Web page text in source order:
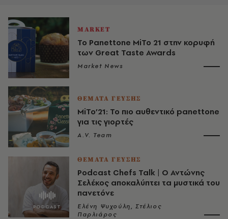
MARKET
Το Panettone MiTo 21 στην κορυφή
των Great Taste Awards
Market News
ΘΕΜΑΤΑ ΓΕΥΣΗΣ
MiTo’21: Το πιο αυθεντικό panettone
για τις γιορτές
A.V. Team
ΘΕΜΑΤΑ ΓΕΥΣΗΣ
Podcast Chefs Talk | Ο Αντώνης
Σελέκος αποκαλύπτει τα μυστικά του
πανετόνε
Ελένη Ψυχούλη, Στέλιος
Παρλιάρος